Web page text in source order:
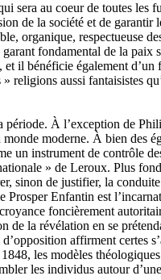
sera au coeur de toutes les
de la société et de
organique, respectueuse
fondamental de la
, et il bénéficie également d’un
religions aussi fantaisistes
À l’exception de
moderne. À bien des
un instrument de contrôle
» de Leroux. Plus
sinon de justifier, la
Enfantin est
foncièrement
de la révélation en se
affirment certes
les modèles
les individus autour